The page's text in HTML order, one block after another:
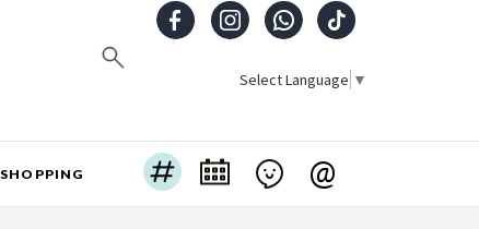
Select Language ▼
SHOPPING @